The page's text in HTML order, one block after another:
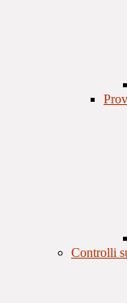
Controlli